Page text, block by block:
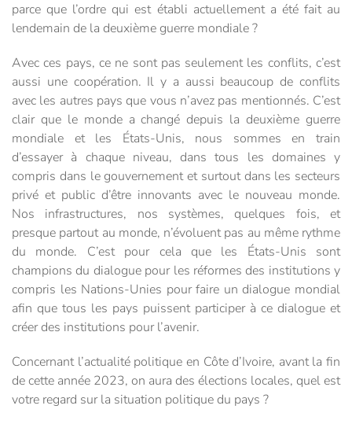
parce que l’ordre qui est établi actuellement a été fait au
lendemain de la deuxième guerre mondiale ?
Avec ces pays, ce ne sont pas seulement les conflits, c’est
aussi une coopération. Il y a aussi beaucoup de conflits
avec les autres pays que vous n’avez pas mentionnés. C’est
clair que le monde a changé depuis la deuxième guerre
mondiale et les États-Unis, nous sommes en train
d’essayer à chaque niveau, dans tous les domaines y
compris dans le gouvernement et surtout dans les secteurs
privé et public d’être innovants avec le nouveau monde.
Nos infrastructures, nos systèmes, quelques fois, et
presque partout au monde, n’évoluent pas au même rythme
du monde. C’est pour cela que les États-Unis sont
champions du dialogue pour les réformes des institutions y
compris les Nations-Unies pour faire un dialogue mondial
afin que tous les pays puissent participer à ce dialogue et
créer des institutions pour l’avenir.
Concernant l’actualité politique en Côte d’Ivoire, avant la fin
de cette année 2023, on aura des élections locales, quel est
votre regard sur la situation politique du pays ?